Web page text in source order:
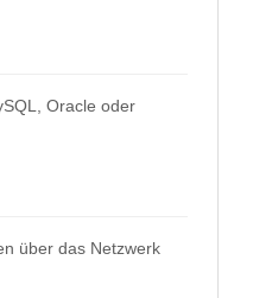
Oracle oder
über das Netzwerk